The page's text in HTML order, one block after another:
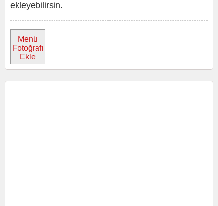
ekleyebilirsin.
Menü
Fotoğrafı
Ekle